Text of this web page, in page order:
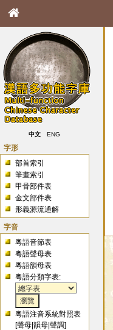
中文 ENG
字形
部首索引
筆畫索引
甲骨部件表
金文部件表
形義源流通解
字音
粵語音節表
粵語聲母表
粵語韻母表
粵語分類字表:
粵語注音系統對照表
[聲母 |韻母 |聲調]